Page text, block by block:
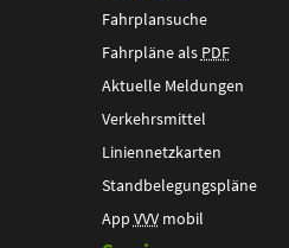
Fahrplansuche
Fahrpläne als PDF
Aktuelle Meldungen
Verkehrsmittel
Liniennetzkarten
Standbelegungspläne
App VVVmobil